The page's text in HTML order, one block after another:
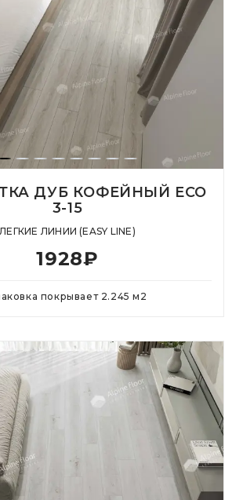
ДУБ КОФЕЙНЫЙ ECO
3-15
ЛЕГКИЕ ЛИНИИ (EASY LINE)
1928₽
покрывает 2.245 м 2